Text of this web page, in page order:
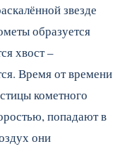
звезде
образуется
хвост –
Время от времени
кометного
попадают в
они